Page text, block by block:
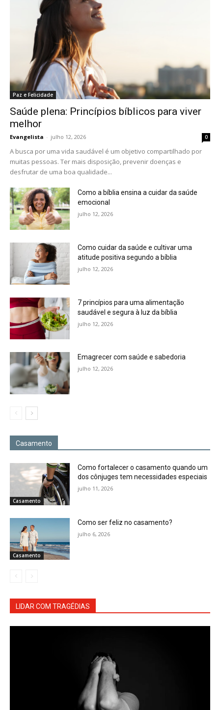
Paz e Felicidade
Saúde plena: Princípios bíblicos para viver
melhor
Evangelista - julho 12, 2026 0
A busca por uma vida saudável é um objetivo compartilhado por
muitas pessoas. Ter mais disposição, prevenir doenças e
desfrutar de uma boa qualidade...
Como a bíblia ensina a cuidar da saúde
emocional
julho 12, 2026
Como cuidar da saúde e cultivar uma
atitude positiva segundo a bíblia
julho 12, 2026
7 princípios para uma alimentação
saudável e segura à luz da bíblia
julho 12, 2026
Emagrecer com saúde e sabedoria
julho 12, 2026
Casamento
Casamento
Como fortalecer o casamento quando um
dos cônjuges tem necessidades especiais
julho 11, 2026
Casamento
Como ser feliz no casamento?
julho 6, 2026
LIDAR COM TRAGÉDIAS